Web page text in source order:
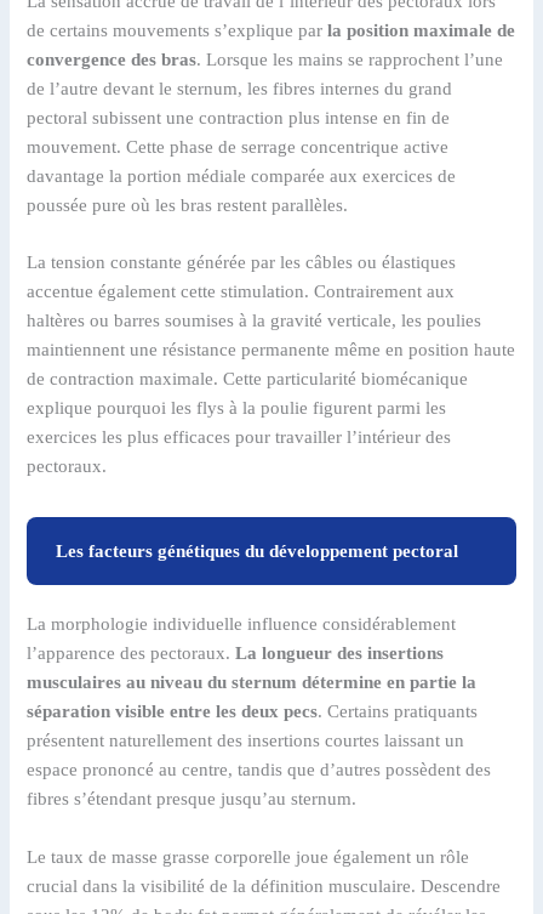
de certains mouvements s’explique parla position maximale de
convergence des bras. Lorsque les mains se rapprochent l’une
de l’autre devant le sternum, les fibres internes du grand
pectoral subissent une contraction plus intense en fin de
mouvement. Cette phase de serrage concentrique active
davantage la portion médiale comparée aux exercices de
poussée pure où les bras restent parallèles.
La tension constante générée par les câbles ou élastiques
accentue également cette stimulation. Contrairement aux
haltères ou barres soumises à la gravité verticale, les poulies
maintiennent une résistance permanente même en position haute
de contraction maximale. Cette particularité biomécanique
explique pourquoi les flys à la poulie figurent parmi les
exercices les plus efficaces pour travailler l’intérieur des
pectoraux.
Les facteurs génétiques du développement pectoral
La morphologie individuelle influence considérablement
l’apparence des pectoraux.La longueur des insertions
musculaires au niveau du sternum détermine en partie la
séparation visible entre les deux pecs. Certains pratiquants
présentent naturellement des insertions courtes laissant un
espace prononcé au centre, tandis que d’autres possèdent des
fibres s’étendant presque jusqu’au sternum.
Le taux de masse grasse corporelle joue également un rôle
crucial dans la visibilité de la définition musculaire. Descendre